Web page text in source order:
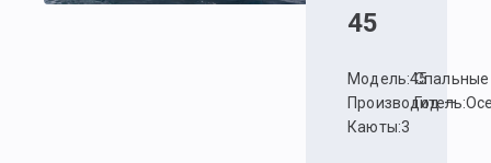
45
Модель:45
Производитель:
Каюты:3
Спальные
Год:—